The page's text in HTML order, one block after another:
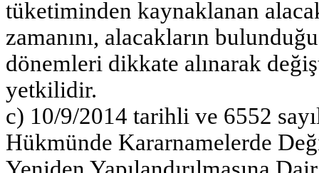
tüketiminden kaynaklanan
zamanını, alacakların
dönemleri dikkate alınarak
yetkilidir.
c) 10/9/2014 tarihli ve 6552
Hükmünde Kararnamelerde